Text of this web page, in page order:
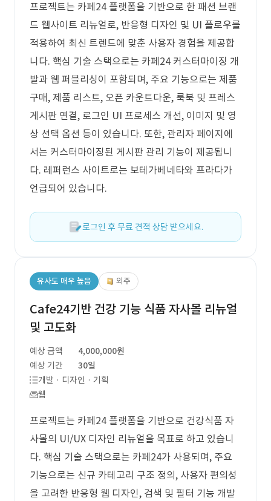
프로젝트는 카페24 플랫폼을 기반으로 한 패션 브랜
드 웹사이트 리뉴얼로, 반응형 디자인 및 UI 플로우를
적용하여 최신 트렌드에 맞춘 사용자 경험을 제공합
니다. 핵심 기술 스택으로는 카페24 커스터마이징 개
발과 웹 퍼블리싱이 포함되며, 주요 기능으로는 제품
구매, 제품 리스트, 오픈 카운트다운, 룩북 및 프레스
게시판 연결, 로그인 UI 프로세스 개선, 이미지 및 영
상 선택 옵션 등이 있습니다. 또한, 관리자 페이지에
서는 커스터마이징된 게시판 관리 기능이 제공됩니
다. 레퍼런스 사이트로는 보테가베네타와 프라다가
언급되어 있습니다.
로그인 후 무료 견적 상담 받으세요.
유사도 매우 높음 외주
Cafe24기반 건강 기능 식품 자사몰 리뉴얼
및 고도화
예상 금액
4,000,000원
예상 기간
30일
개발 · 디자인 · 기획
웹
프로젝트는 카페24 플랫폼을 기반으로 건강식품 자
사몰의 UI/UX 디자인 리뉴얼을 목표로 하고 있습니
다. 핵심 기술 스택으로는 카페24가 사용되며, 주요
기능으로는 신규 카테고리 구조 정의, 사용자 편의성
을 고려한 반응형 웹 디자인, 검색 및 필터 기능 개발